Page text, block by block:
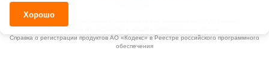
Исключительные авторские и смежные права принадлежат АО «Кодекс».
Справка о регистрации продуктов АО «Кодекс» в Реестре российского программного
обеспечения
Хорошо